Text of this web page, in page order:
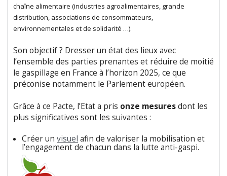
chaîne alimentaire (industries agroalimentaires, grande
distribution, associations de consommateurs,
environnementales et de solidarité …).
Son objectif ? Dresser un état des lieux avec
l’ensemble des parties prenantes et réduire de moitié
le gaspillage en France à l’horizon 2025, ce que
préconise notamment le Parlement européen.
Grâce à ce Pacte, l’Etat a pris onze mesuresdont les
plus significatives sont les suivantes :
Créer un visuel afin de valoriser la mobilisation et
l’engagement de chacun dans la lutte anti-gaspi.